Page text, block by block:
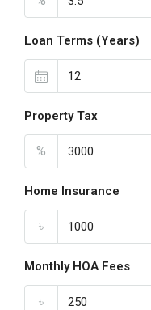
Loan Terms (Years)
Property Tax
%
Home Insurance
৳
Monthly HOA Fees
৳